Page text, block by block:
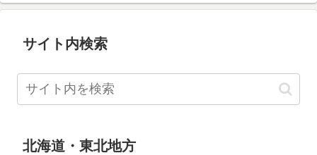
サイト内検索
北海道・東北地方